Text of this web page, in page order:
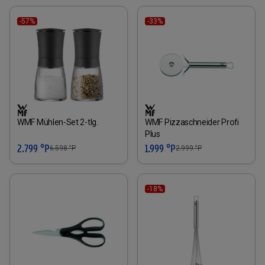
-57%
WMF Mühlen-Set 2-tlg.
2.799 °P6.598°P
-33%
WMF Pizzaschneider Profi
Plus
1.999 °P2.999°P
-18%